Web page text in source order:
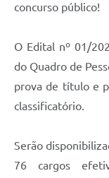
Galeria de Vídeos
Telefones Úteis
Contratos, Convênios
concurso público!
O Edital nº 01/
do Quadro de
prova de título e
classificatório.
Serão
76 cargos